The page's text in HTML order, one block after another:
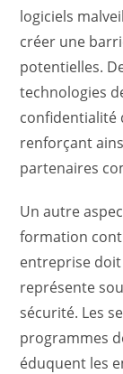
logiciels
créer une
potentielles.
technologies
confidentialité
renforçant
partenaires
Un autre
formation
entreprise doit
représente
sécurité. Les
programmes
éduquent les